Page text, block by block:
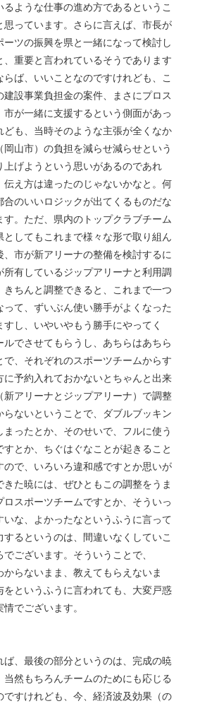
ような仕事の進め方であるというこ
思っています。さらに言えば、市長が
ツの振興を県と一緒になって検討し
、重要と言われているそうであります
ば、いいことなのですけれども、こ
設事業負担金の案件、まさにプロス
市が一緒に支援するという側面があっ
ども、当時そのような主張が全くなか
岡山市）の負担を減らせ減らせという
上げようという思いがあるのであれ
伝え方は違ったのじゃないかなと。何
のいいロジックが出てくるものだな
す。ただ、県内のトップクラブチーム
してもこれまで様々な形で取り組ん
、市が新アリーナの整備を検討するに
所有しているジップアリーナと利用調
ちんと調整できると、これまで一つ
って、ずいぶん使い勝手がよくなった
し、いやいやもう勝手にやってく
でさせてもらうし、あちらはあちら
、それぞれのスポーツチームからす
に予約入れておかないとちゃんと出来
新アリーナとジップアリーナ）で調整
らないということで、ダブルブッキン
ったとか、そのせいで、フルに使う
すとか、ちぐはぐなことが起きること
ので、いろいろ違和感ですとか思いが
た暁には、ぜひともこの調整をうま
ロスポーツチームですとか、そういっ
いな、よかったなというふうに言って
るというのは、間違いなくしていこ
ございます。そういうことで、
らないまま、教えてもらえないま
をというふうに言われても、大変戸惑
でございます。
、最後の部分というのは、完成の暁
当然もちろんチームのためにも応じる
ですけれども、今、経済波及効果（の